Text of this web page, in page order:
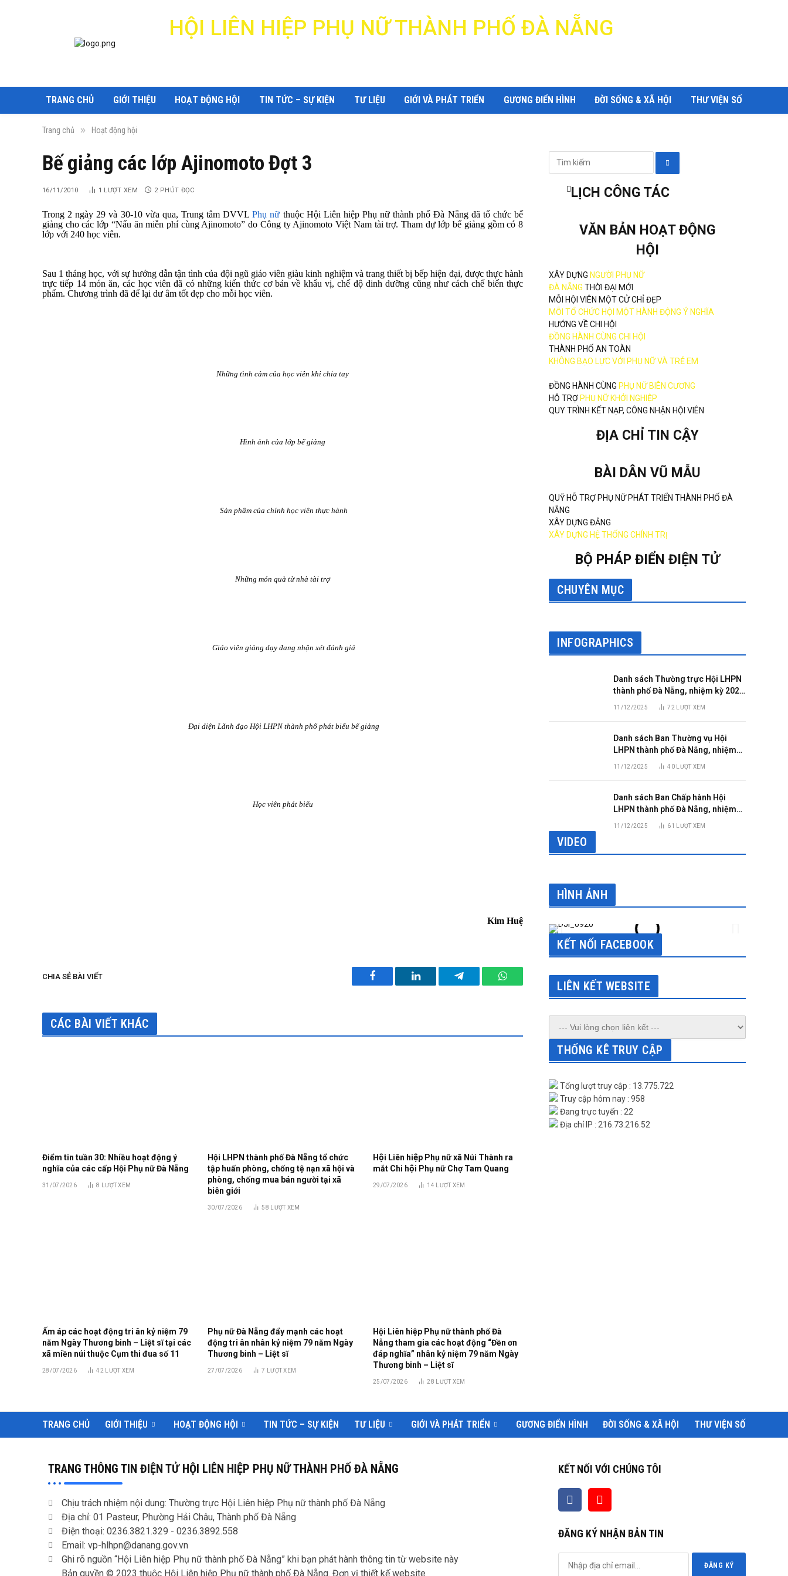
HỘI LIÊN HIỆP PHỤ NỮ THÀNH PHỐ ĐÀ NẴNG
TRANG CHỦ GIỚI THIỆU HOẠT ĐỘNG HỘI TIN TỨC – SỰ KIỆN TƯ LIỆU GIỚI VÀ PHÁT TRIỂN GƯƠNG ĐIỂN HÌNH ĐỜI SỐNG & XÃ HỘI THƯ VIỆN SỐ
Trang chủ » Hoạt động hội
Bế giảng các lớp Ajinomoto Đợt 3
16/11/2010 1 LƯỢT XEM 2 PHÚT ĐỌC
Trong 2 ngày 29 và 30-10 vừa qua, Trung tâm DVVLPhụ nữ thuộc Hội Liên hiệp Phụ nữ thành phố Đà Nẵng đã tổ chức bế
giảng cho các lớp “Nấu ăn miễn phí cùng Ajinomoto” do Công ty Ajinomoto Việt Nam tài trợ. Tham dự lớp bế giảng gồm có 8
lớp với 240 học viên.
Sau 1 tháng học, với sự hướng dẫn tận tình của đội ngũ giáo viên giàu kinh nghiệm và trang thiết bị bếp hiện đại, được thực hành
trực tiếp 14 món ăn, các học viên đã có những kiến thức cơ bản về khẩu vị, chế độ dinh dưỡng cũng như cách chế biến thực
phẩm. Chương trình đã để lại dư âm tốt đẹp cho mỗi học viên.
Những tình cảm của học viên khi chia tay
Hình ảnh của lớp bế giảng
Sản phẩm của chính học viên thực hành
Những món quà từ nhà tài trợ
Giáo viên giảng dạy đang nhận xét đánh giá
Đại diện Lãnh đạo Hội LHPN thành phố phát biểu bế giảng
Học viên phát biểu
Kim Huệ
CHIA SẺ BÀI VIẾT
Facebook LinkedIn Telegram WhatsApp
CÁC BÀI VIẾT KHÁC
Điểm tin tuần 30: Nhiều hoạt động ý
nghĩa của các cấp Hội Phụ nữ Đà Nẵng
31/07/2026 8 LƯỢT XEM
Hội LHPN thành phố Đà Nẵng tổ chức
tập huấn phòng, chống tệ nạn xã hội và
phòng, chống mua bán người tại xã
biên giới
30/07/2026 58 LƯỢT XEM
Hội Liên hiệp Phụ nữ xã Núi Thành ra
mắt Chi hội Phụ nữ Chợ Tam Quang
29/07/2026 14 LƯỢT XEM
Ấm áp các hoạt động tri ân kỷ niệm 79
năm Ngày Thương binh – Liệt sĩ tại các
xã miền núi thuộc Cụm thi đua số 11
28/07/2026 42 LƯỢT XEM
Phụ nữ Đà Nẵng đẩy mạnh các hoạt
động tri ân nhân kỷ niệm 79 năm Ngày
Thương binh – Liệt sĩ
27/07/2026 7 LƯỢT XEM
Hội Liên hiệp Phụ nữ thành phố Đà
Nẵng tham gia các hoạt động “Đền ơn
đáp nghĩa” nhân kỷ niệm 79 năm Ngày
Thương binh – Liệt sĩ
25/07/2026 28 LƯỢT XEM
LỊCH CÔNG TÁC
VĂN BẢN HOẠT ĐỘNG
HỘI
XÂY DỰNG NGƯỜI PHỤ NỮ
ĐÀ NẴNG THỜI ĐẠI MỚI
MỖI HỘI VIÊN MỘT CỬ CHỈ ĐẸP
MỖI TỔ CHỨC HỘI MỘT HÀNH ĐỘNG Ý NGHĨA
HƯỚNG VỀ CHI HỘI
ĐỒNG HÀNH CÙNG CHI HỘI
THÀNH PHỐ AN TOÀN
KHÔNG BẠO LỰC VỚI PHỤ NỮ VÀ TRẺ EM
ĐỒNG HÀNH CÙNG PHỤ NỮ BIÊN CƯƠNG
HỖ TRỢ PHỤ NỮ KHỞI NGHIỆP
QUY TRÌNH KẾT NẠP, CÔNG NHẬN HỘI VIÊN
ĐỊA CHỈ TIN CẬY
BÀI DÂN VŨ MẪU
QUỸ HỖ TRỢ PHỤ NỮ PHÁT TRIỂN THÀNH PHỐ ĐÀ
NẴNG
XÂY DỰNG ĐẢNG
XÂY DỰNG HỆ THỐNG CHÍNH TRỊ
BỘ PHÁP ĐIỂN ĐIỆN TỬ
CHUYÊN MỤC
INFOGRAPHICS
Danh sách Thường trực Hội LHPN
thành phố Đà Nẵng, nhiệm kỳ 2025
11/12/2025 72 LƯỢT XEM
Danh sách Ban Thường vụ Hội
LHPN thành phố Đà Nẵng, nhiệm
kỳ 2025 – 2030
11/12/2025 40 LƯỢT XEM
Danh sách Ban Chấp hành Hội
LHPN thành phố Đà Nẵng, nhiệm
kỳ 2025 – 2030
11/12/2025 61 LƯỢT XEM
VIDEO
HÌNH ẢNH
KẾT NỐI FACEBOOK
LIÊN KẾT WEBSITE
THỐNG KÊ TRUY CẬP
Tổng lượt truy cập : 13.775.722
Truy cập hôm nay : 958
Đang trực tuyến : 22
Địa chỉ IP : 216.73.216.52
TRANG CHỦ GIỚI THIỆU HOẠT ĐỘNG HỘI TIN TỨC – SỰ KIỆN TƯ LIỆU GIỚI VÀ PHÁT TRIỂN GƯƠNG ĐIỂN HÌNH ĐỜI SỐNG & XÃ HỘI THƯ VIỆN SỐ
TRANG THÔNG TIN ĐIỆN TỬ HỘI LIÊN HIỆP PHỤ NỮ THÀNH PHỐ ĐÀ NẴNG
Chịu trách nhiệm nội dung: Thường trực Hội Liên hiệp Phụ nữ thành phố Đà Nẵng
Địa chỉ: 01 Pasteur, Phường Hải Châu, Thành phố Đà Nẵng
Điện thoại: 0236.3821.329 - 0236.3892.558
Email: vp-hlhpn@danang.gov.vn
Ghi rõ nguồn “Hội Liên hiệp Phụ nữ thành phố Đà Nẵng” khi bạn phát hành thông tin từ website này
Bản quyền © 2023 thuộc Hội Liên hiệp Phụ nữ thành phố Đà Nẵng. Đơn vị thiết kế website
KẾT NỐI VỚI CHÚNG TÔI
ĐĂNG KÝ NHẬN BẢN TIN